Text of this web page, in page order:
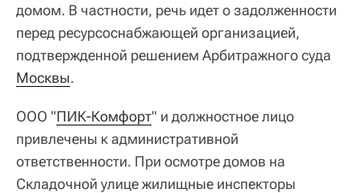
домом. В частности, речь идет о задолженности
перед ресурсоснабжающей организацией,
подтвержденной решением Арбитражного суда
Москвы.
ООО "ПИК-Комфорт" и должностное лицо
привлечены к административной
ответственности. При осмотре домов на
Складочной улице жилищные инспекторы